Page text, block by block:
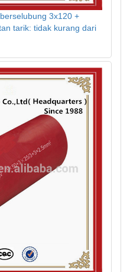
3x120 +
tarik: tidak kurang dari